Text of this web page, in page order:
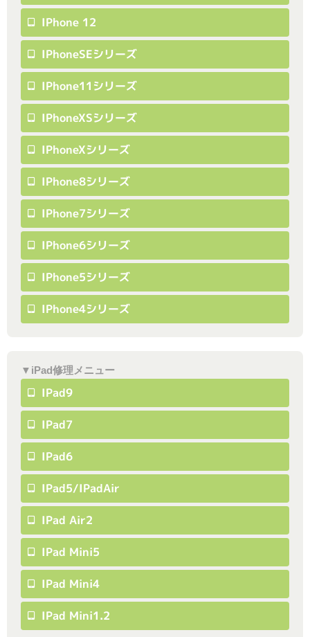
IPhone 12
IPhoneSEシリーズ
IPhone11シリーズ
IPhoneXSシリーズ
IPhoneXシリーズ
IPhone8シリーズ
IPhone7シリーズ
IPhone6シリーズ
IPhone5シリーズ
IPhone4シリーズ
▼iPad修理メニュー
IPad9
IPad7
IPad6
IPad5/iPadAir
IPad Air2
IPad Mini5
IPad Mini4
IPad Mini1.2